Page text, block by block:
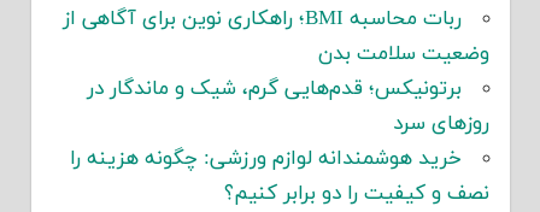
ربات محاسبه BMI؛ راهکاری نوین برای آگاهی از
وضعیت سلامت بدن
برتونیکس؛ قدم‌هایی گرم، شیک و ماندگار در
روزهای سرد
خرید هوشمندانه لوازم ورزشی: چگونه هزینه را
نصف و کیفیت را دو برابر کنیم؟